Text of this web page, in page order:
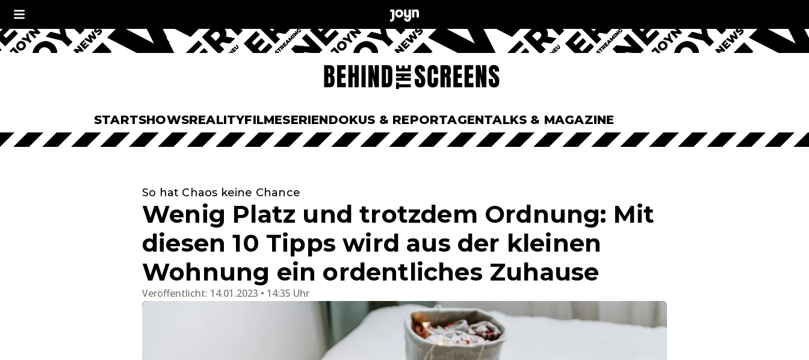
STARTSHOWSREALITYFILMESERIENDOKUS & REPORTAGENTALKS & MAGAZINE
So hat Chaos keine Chance
Wenig Platz und trotzdem Ordnung: Mit
diesen 10 Tipps wird aus der kleinen
Wohnung ein ordentliches Zuhause
Veröffentlicht: 14.01.2023 • 14:35 Uhr